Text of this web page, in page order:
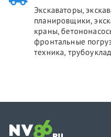
Экскаваторы,
планировщики,
краны,
фронтальные
техника,